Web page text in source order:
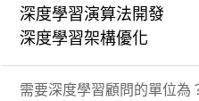
深度學習演算法開發
深度學習架構優化
需要深度學習顧問的單位為